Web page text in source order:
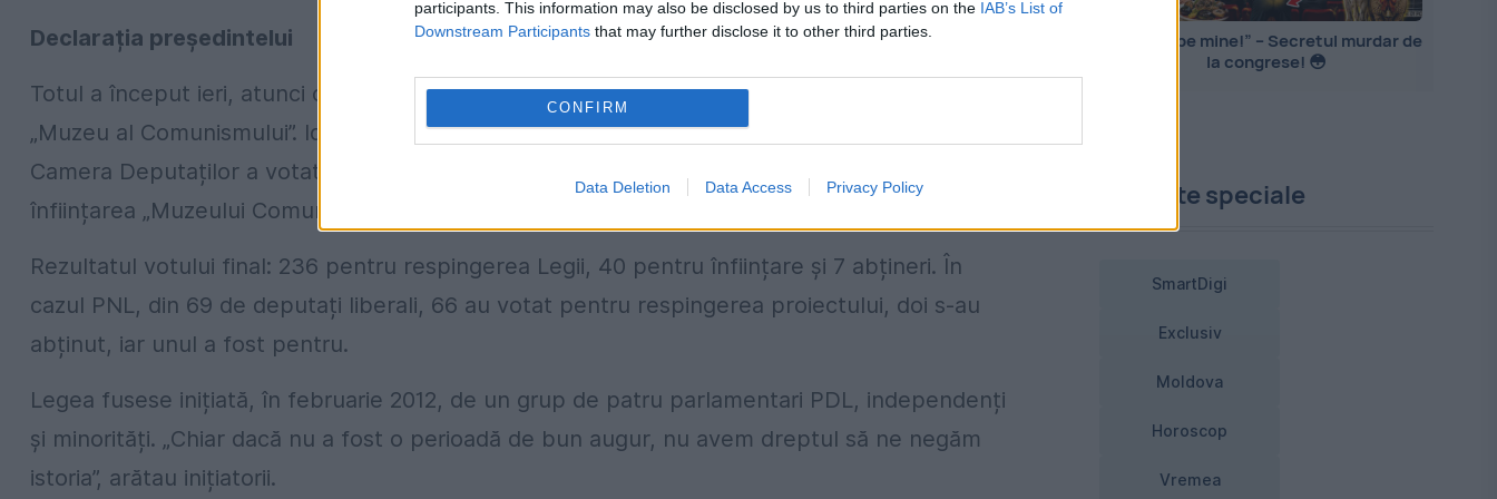
participants. This information may also be disclosed by us to third parties on the IAB’s List of
Downstream Participants that may further disclose it to other third parties.
CONFIRM
Data Deletion Data Access Privacy Policy
Declarația președintelui
Totul a început ieri, atunci când Iohannis a declarat că susține necesitatea construirii unui
„Muzeu al Comunismului”. Ideea acestui proiect este reluată după ce majoritatea USL din
Camera Deputaților a votat, pe 23 aprilie 2013, împotriva Proiectului de Lege privind
înființarea „Muzeului Comunismului”.
Rezultatul votului final: 236 pentru respingerea Legii, 40 pentru înființare și 7 abțineri. În
cazul PNL, din 69 de deputați liberali, 66 au votat pentru respingerea proiectului, doi s-au
abținut, iar unul a fost pentru.
Legea fusese inițiată, în februarie 2012, de un grup de patru parlamentari PDL, independenți
și minorități. „Chiar dacă nu a fost o perioadă de bun augur, nu avem dreptul să ne negăm
istoria”, arătau inițiatorii.
„Mă PIȘ pe mine!” – Secretul murdar de
la congrese! 😳
Proiecte speciale
SmartDigi
Exclusiv
Moldova
Horoscop
Vremea